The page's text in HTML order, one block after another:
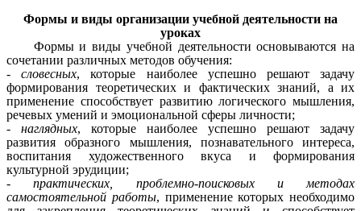
Формы и виды организации учебной деятельности на
уроках
Формы и виды учебной деятельности основываются на
сочетании различных методов обучения:
- словесных, которые наиболее успешно решают задачу
формирования теоретических и фактических знаний, а их
применение способствует развитию логического мышления,
речевых умений и эмоциональной сферы личности;
- наглядных, которые наиболее успешно решают задачу
развития образного мышления, познавательного интереса,
воспитания художественного вкуса и формирования
культурной эрудиции;
- практических, проблемно-поисковых и методах
самостоятельной работы, применение которых необходимо